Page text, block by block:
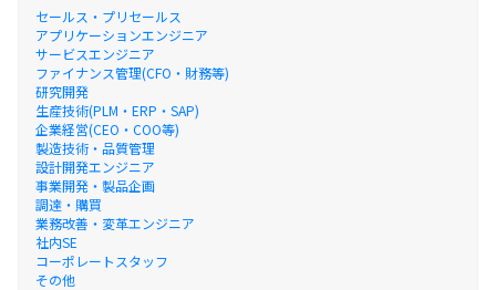
セールス・プリセールス
アプリケーションエンジニア
サービスエンジニア
ファイナンス管理(CFO・財務等)
研究開発
生産技術(PLM・ERP・SAP)
企業経営(CEO・COO等)
製造技術・品質管理
設計開発エンジニア
事業開発・製品企画
調達・購買
業務改善・変革エンジニア
社内SE
コーポレートスタッフ
その他